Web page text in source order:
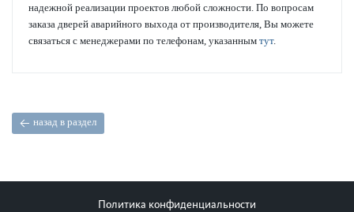
надежной реализации проектов любой сложности. По вопросам
заказа дверей аварийного выхода от производителя, Вы можете
связаться с менеджерами по телефонам, указанным тут.
назад в раздел
Политика конфиденциальности